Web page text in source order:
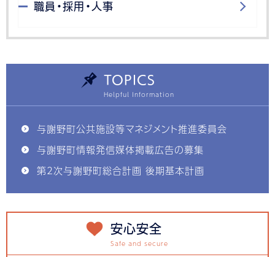
職員・採用・人事
TOPICS
与謝野町公共施設等マネジメント推進委員会
与謝野町情報発信媒体掲載広告の募集
第2次与謝野町総合計画 後期基本計画
安心安全